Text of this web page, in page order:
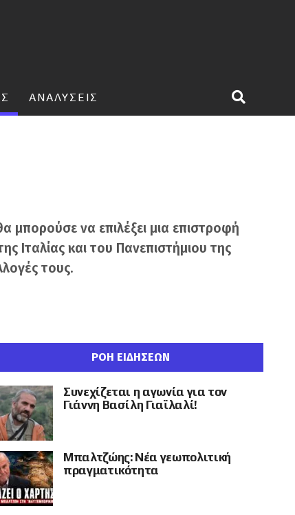
ΑΝΑΛΥΣΕΙΣ
μπορούσε να επιλέξει μια επιστροφή
Ιταλίας και του Πανεπιστήμιου της
τους.
ΡΟΗ ΕΙΔΗΣΕΩΝ
Συνεχίζεται η αγωνία για τον
Γιάννη Βασίλη Γιαϊλαλί!
Μπαλτζώης: Νέα γεωπολιτική
πραγματικότητα